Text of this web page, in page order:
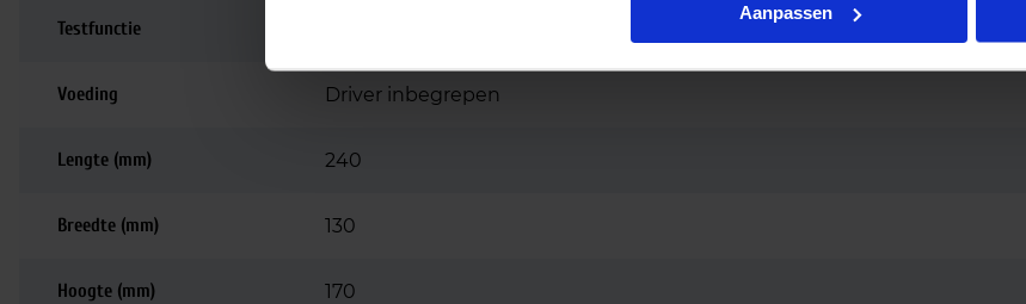
Aanpassen
Testfunctie
Voeding Driver inbegrepen
Lengte (mm) 240
Breedte (mm) 130
Hoogte (mm) 170